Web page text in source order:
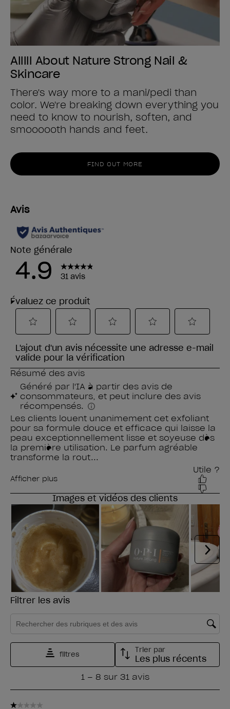
Alllll About Nature Strong Nail &
Skincare
There's way more to a mani/pedi than
color. We're breaking down everything you
need to know to nourish, soften, and
smoooooth hands and feet.
FIND OUT MORE